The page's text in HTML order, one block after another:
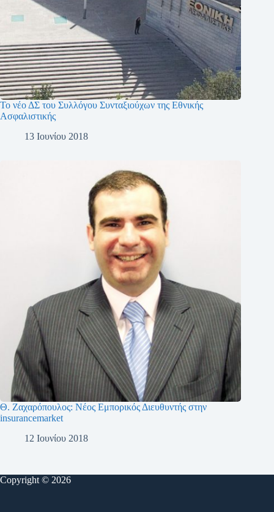
Το νέο ΔΣ του Συλλόγου Συνταξιούχων της Εθνικής
Ασφαλιστικής
13 Ιουνίου 2018
Θ. Ζαχαρόπουλος: Νέος Εμπορικός Διευθυντής στην
insurancemarket
12 Ιουνίου 2018
Copyright © 2026